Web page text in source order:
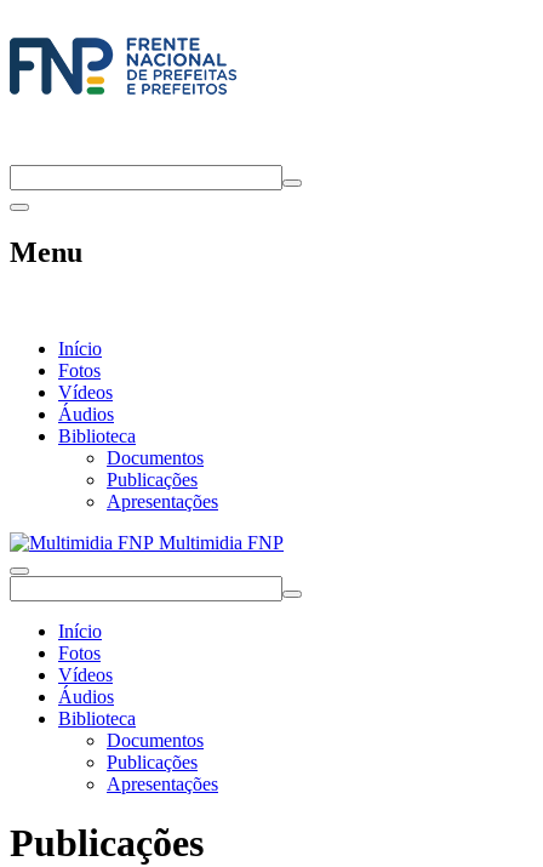
Menu
Início
Fotos
Vídeos
Áudios
Biblioteca
Documentos
Publicações
Apresentações
Multimidia FNP
Início
Fotos
Vídeos
Áudios
Biblioteca
Documentos
Publicações
Apresentações
Publicações